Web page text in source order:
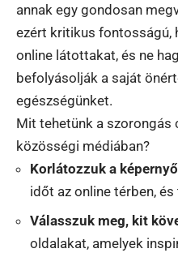
annak egy gondosan
ezért kritikus fontosságú,
online látottakat, és ne
befolyásolják a saját
egészségünket.
Mit tehetünk a szorongás
közösségi médiában?
Korlátozzuk a
időt az online térben,
Válasszuk meg, kit
oldalakat, amelyek